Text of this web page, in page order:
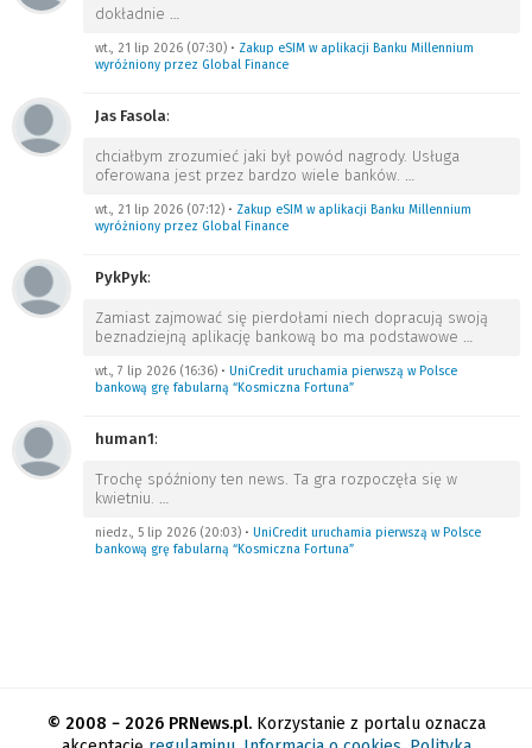
dokładnie …
wt., 21 lip 2026 (07:30) • Zakup eSIM w aplikacji Banku Millennium
wyróżniony przez Global Finance
Jas Fasola:
chciałbym zrozumieć jaki był powód nagrody. Usługa
oferowana jest przez bardzo wiele banków. …
wt., 21 lip 2026 (07:12) • Zakup eSIM w aplikacji Banku Millennium
wyróżniony przez Global Finance
PykPyk:
Zamiast zajmować się pierdołami niech dopracują swoją
beznadziejną aplikację bankową bo ma podstawowe …
wt., 7 lip 2026 (16:36) • UniCredit uruchamia pierwszą w Polsce
bankową grę fabularną “Kosmiczna Fortuna”
human1:
Trochę spóźniony ten news. Ta gra rozpoczęła się w
kwietniu. …
niedz., 5 lip 2026 (20:03) • UniCredit uruchamia pierwszą w Polsce
bankową grę fabularną “Kosmiczna Fortuna”
© 2008 − 2026 PRNews.pl.Korzystanie z portalu oznacza